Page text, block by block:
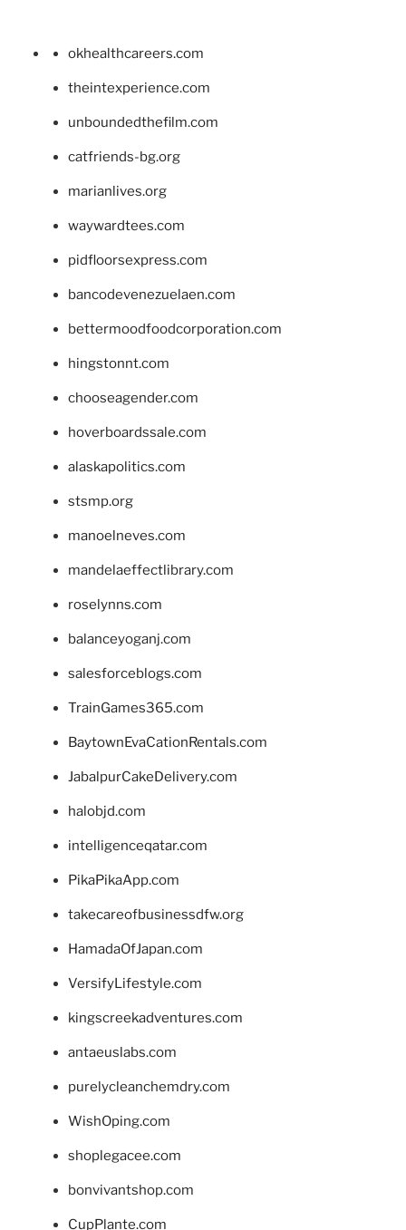
okhealthcareers.com
theintexperience.com
unboundedthefilm.com
catfriends-bg.org
marianlives.org
waywardtees.com
pidfloorsexpress.com
bancodevenezuelaen.com
bettermoodfoodcorporation.com
hingstonnt.com
chooseagender.com
hoverboardssale.com
alaskapolitics.com
stsmp.org
manoelneves.com
mandelaeffectlibrary.com
roselynns.com
balanceyoganj.com
salesforceblogs.com
TrainGames365.com
BaytownEvaCationRentals.com
JabalpurCakeDelivery.com
halobjd.com
intelligenceqatar.com
PikaPikaApp.com
takecareofbusinessdfw.org
HamadaOfJapan.com
VersifyLifestyle.com
kingscreekadventures.com
antaeuslabs.com
purelycleanchemdry.com
WishOping.com
shoplegacee.com
bonvivantshop.com
CupPlante.com